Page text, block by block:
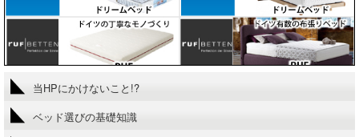
当HPにかけないこと!?
ベッド選びの基礎知識